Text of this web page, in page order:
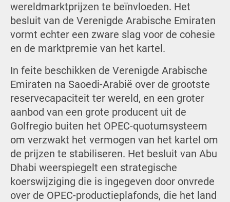
wereldmarktprijzen te beïnvloeden. Het
besluit van de Verenigde Arabische Emiraten
vormt echter een zware slag voor de cohesie
en de marktpremie van het kartel.
In feite beschikken de Verenigde Arabische
Emiraten na Saoedi-Arabië over de grootste
reservecapaciteit ter wereld, en een groter
aanbod van een grote producent uit de
Golfregio buiten het OPEC-quotumsysteem
om verzwakt het vermogen van het kartel om
de prijzen te stabiliseren. Het besluit van Abu
Dhabi weerspiegelt een strategische
koerswijziging die is ingegeven door onvrede
over de OPEC-productieplafonds, die het land